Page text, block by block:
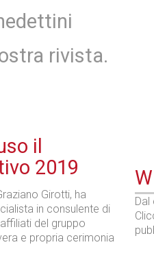
rivista.
il
2019
Girotti, ha
in consulente di
del gruppo
e propria cerimonia